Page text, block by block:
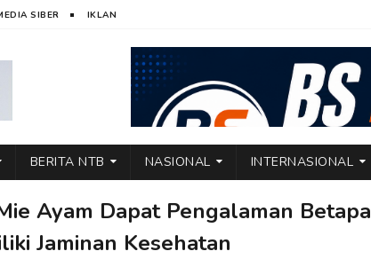
SIBER IKLAN
BERITA NTB NASIONAL INTERNASIONAL
Ayam Dapat Pengalaman Betapa
Jaminan Kesehatan